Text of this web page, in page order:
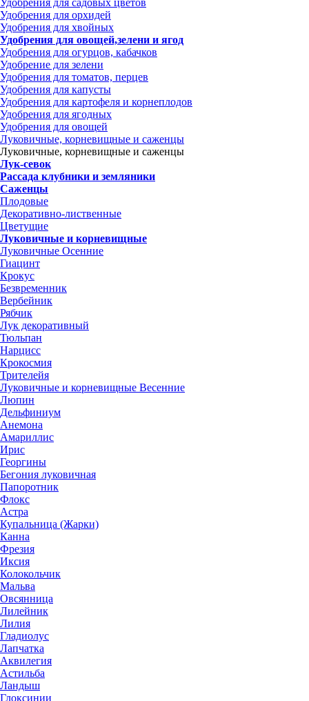
Удобрения для садовых цветов
Удобрения для орхидей
Удобрения для хвойных
Удобрения для овощей,зелени и ягод
Удобрения для огурцов, кабачков
Удобрение для зелени
Удобрения для томатов, перцев
Удобрения для капусты
Удобрения для картофеля и корнеплодов
Удобрения для ягодных
Удобрения для овощей
Луковичные, корневищные и саженцы
Луковичные, корневищные и саженцы
Лук-севок
Рассада клубники и земляники
Саженцы
Плодовые
Декоративно-лиственные
Цветущие
Луковичные и корневищные
Луковичные Осенние
Гиацинт
Крокус
Безвременник
Вербейник
Рябчик
Лук декоративный
Тюльпан
Нарцисс
Крокосмия
Трителейя
Луковичные и корневищные Весенние
Люпин
Дельфиниум
Анемона
Амариллис
Ирис
Георгины
Бегония луковичная
Папоротник
Флокс
Астра
Купальница (Жарки)
Канна
Фрезия
Иксия
Колокольчик
Мальва
Овсянница
Лилейник
Лилия
Гладиолус
Лапчатка
Аквилегия
Астильба
Ландыш
Глоксинии